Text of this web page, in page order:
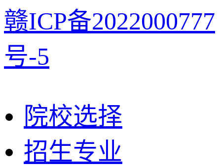
赣ICP备2022000777
号-5
院校选择
招生专业